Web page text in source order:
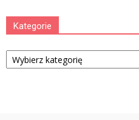
Kategorie
Kategorie